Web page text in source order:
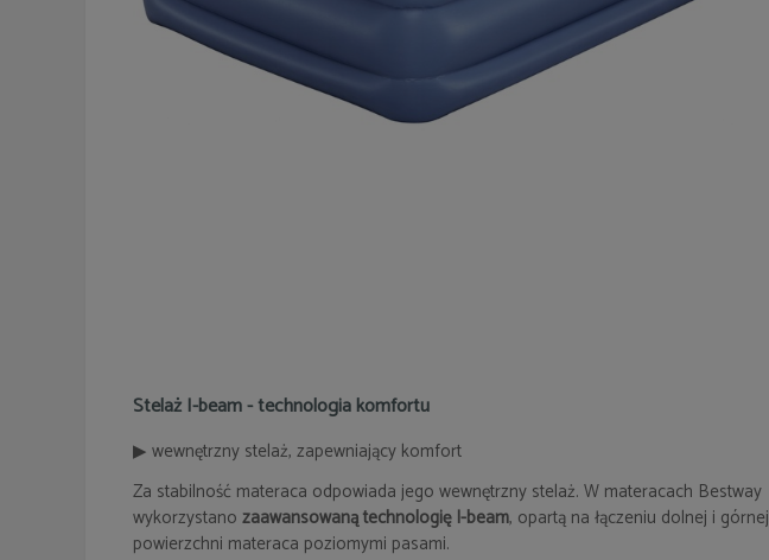
Stelaż I-beam - technologia komfortu
▶ wewnętrzny stelaż, zapewniający komfort
Za stabilność materaca odpowiada jego wewnętrzny stelaż. W materacach Bestway
wykorzystano zaawansowaną technologię I-beam, opartą na łączeniu dolnej i górnej
powierzchni materaca poziomymi pasami.